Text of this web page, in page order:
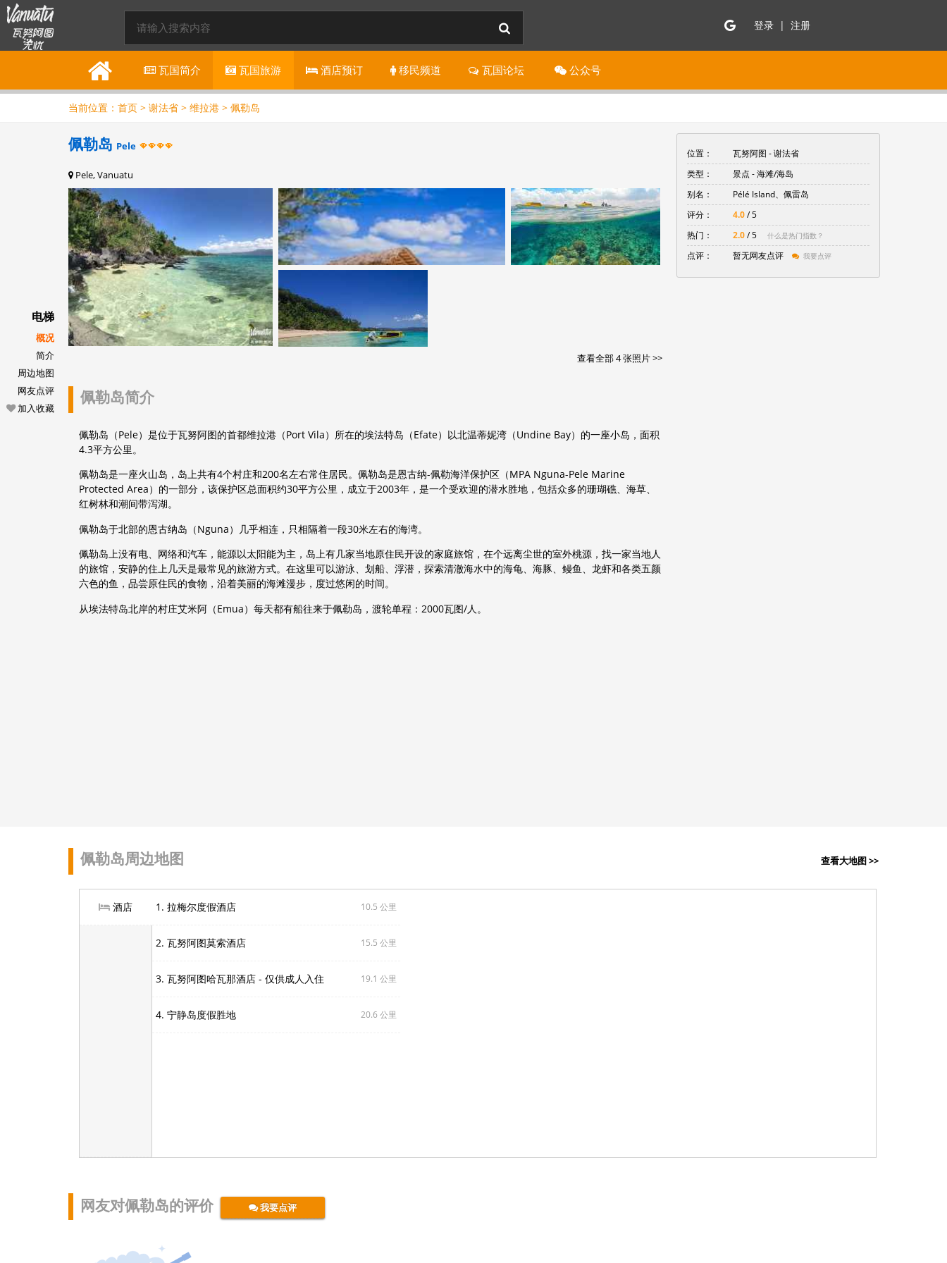
登录 | 注册
瓦国简介 瓦国旅游 酒店预订 移民频道 瓦国论坛 公众号
当前位置： 首页 > 谢法省 > 维拉港 > 佩勒岛
佩勒岛 Pele
Pele, Vanuatu
查看全部 4 张照片 >>
佩勒岛简介
佩勒岛（Pele）是位于瓦努阿图的首都维拉港（Port Vila）所在的埃法特岛（Efate）以北温蒂妮湾（Undine Bay）的一座小岛，面积
4.3平方公里。
佩勒岛是一座火山岛，岛上共有4个村庄和200名左右常住居民。佩勒岛是恩古纳-佩勒海洋保护区（MPA Nguna-Pele Marine
Protected Area）的一部分，该保护区总面积约30平方公里，成立于2003年，是一个受欢迎的潜水胜地，包括众多的珊瑚礁、海草、
红树林和潮间带泻湖。
佩勒岛于北部的恩古纳岛（Nguna）几乎相连，只相隔着一段30米左右的海湾。
佩勒岛上没有电、网络和汽车，能源以太阳能为主，岛上有几家当地原住民开设的家庭旅馆，在个远离尘世的室外桃源，找一家当地人
的旅馆，安静的住上几天是最常见的旅游方式。在这里可以游泳、划船、浮潜，探索清澈海水中的海龟、海豚、鳗鱼、龙虾和各类五颜
六色的鱼，品尝原住民的食物，沿着美丽的海滩漫步，度过悠闲的时间。
从埃法特岛北岸的村庄艾米阿（Emua）每天都有船往来于佩勒岛，渡轮单程：2000瓦图/人。
位置： 瓦努阿图 -谢法省
类型：
景点 - 海滩/海岛
别名：
Pélé Island、佩雷岛
评分：
4.0/ 5
热门：
2.0/ 5 什么是热门指数？
点评： 暂无网友点评 我要点评
佩勒岛周边地图 查看大地图 >>
酒店 1. 拉梅尔度假酒店 10.5 公里
2. 瓦努阿图莫索酒店 15.5 公里
3. 瓦努阿图哈瓦那酒店 - 仅供成人入住 19.1 公里
4. 宁静岛度假胜地 20.6 公里
网友对佩勒岛的评价 我要点评
电梯
概况
简介
周边地图
网友点评
加入收藏